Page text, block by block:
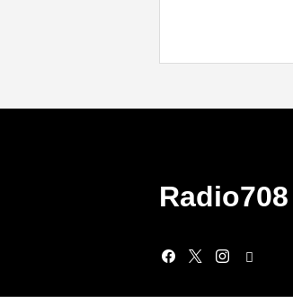
Radio708